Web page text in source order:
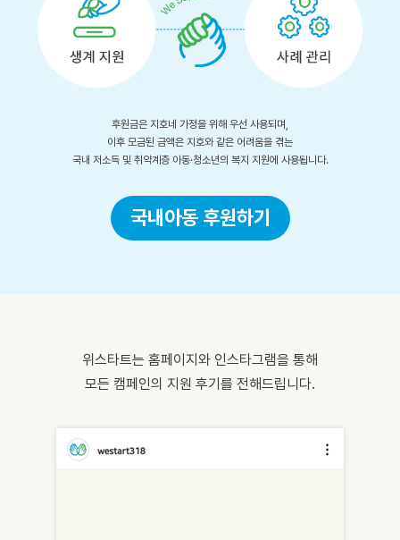
후원금은 지호네 가정을 위해 우선 사용되며,
이후 모금된 금액은 지호와 같은 어려움을 겪는
국내 저소득 및 취약계층 아동·청소년의 복지 지원에 사용됩니다.
국내아동 후원하기
위스타트는 홈페이지와 인스타그램을 통해
모든 캠페인의 지원 후기를 전해드립니다.